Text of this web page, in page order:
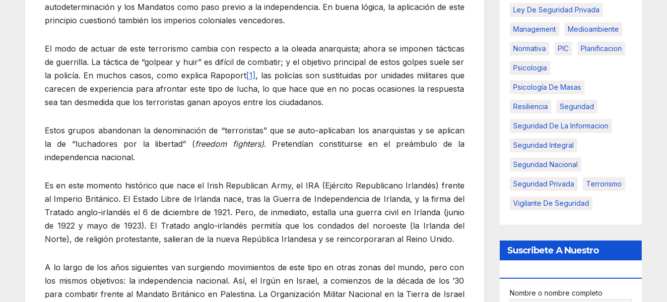
autodeterminación y los Mandatos como paso previo a la independencia. En buena lógica, la aplicación de este
principio cuestionó también los imperios coloniales vencedores.
El modo de actuar de este terrorismo cambia con respecto a la oleada anarquista; ahora se imponen tácticas
de guerrilla. La táctica de “golpear y huir” es difícil de combatir; y el objetivo principal de estos golpes suele ser
la policía. En muchos casos, como explica Rapoport[1] , las policías son sustituidas por unidades militares que
carecen de experiencia para afrontar este tipo de lucha, lo que hace que en no pocas ocasiones la respuesta
sea tan desmedida que los terroristas ganan apoyos entre los ciudadanos.
Estos grupos abandonan la denominación de “terroristas” que se auto-aplicaban los anarquistas y se aplican
la de “luchadores por la libertad” (freedom fighters). Pretendían constituirse en el preámbulo de la
independencia nacional.
Es en este momento histórico que nace el Irish Republican Army, el IRA (Ejército Republicano Irlandés) frente
al Imperio Británico. El Estado Libre de Irlanda nace, tras la Guerra de Independencia de Irlanda, y la firma del
Tratado anglo-irlandés el 6 de diciembre de 1921. Pero, de inmediato, estalla una guerra civil en Irlanda (junio
de 1922 y mayo de 1923). El Tratado anglo-irlandés permitía que los condados del noroeste (la Irlanda del
Norte), de religión protestante, salieran de la nueva República Irlandesa y se reincorporaran al Reino Unido.
A lo largo de los años siguientes van surgiendo movimientos de este tipo en otras zonas del mundo, pero con
los mismos objetivos: la independencia nacional. Así, el Irgún en Israel, a comienzos de la década de los ’30
para combatir frente al Mandato Británico en Palestina. La Organización Militar Nacional en la Tierra de Israel
Ley De Seguridad Privada
Management Medioambiente
Normativa PIC Planificacion
Psicologia
Psicología De Masas
Resiliencia Seguridad
Seguridad De La Informacion
Seguridad Integral
Seguridad Nacional
Seguridad Privada Terrorismo
Vigilante De Seguridad
Suscribete A Nuestro
Nombre o nombre completo